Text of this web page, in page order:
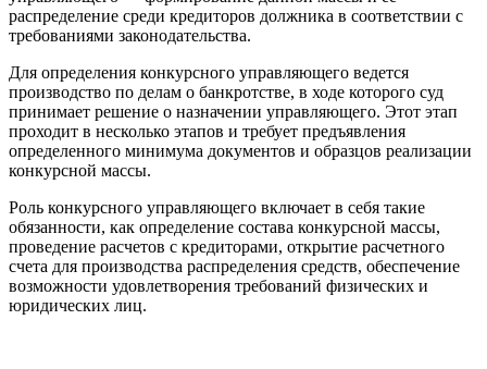
распределение среди кредиторов должника в соответствии с
требованиями законодательства.
Для определения конкурсного управляющего ведется
производство по делам о банкротстве, в ходе которого суд
принимает решение о назначении управляющего. Этот этап
проходит в несколько этапов и требует предъявления
определенного минимума документов и образцов реализации
конкурсной массы.
Роль конкурсного управляющего включает в себя такие
обязанности, как определение состава конкурсной массы,
проведение расчетов с кредиторами, открытие расчетного
счета для производства распределения средств, обеспечение
возможности удовлетворения требований физических и
юридических лиц.